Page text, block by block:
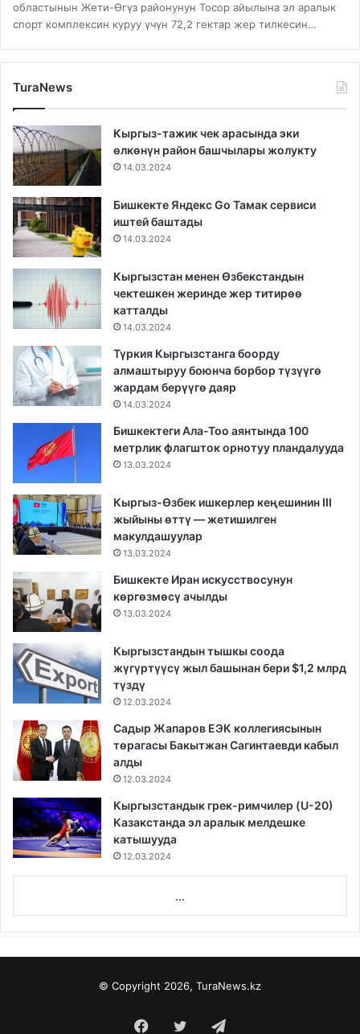
областынын Жети-Өгүз районунун Тосор айылына эл аралык
спорт комплексин куруу үчүн 72,2 гектар жер тилкесин…
TuraNews
Кыргыз-тажик чек арасында эки
өлкөнүн район башчылары жолукту
14.03.2024
Бишкекте Яндекс Go Тамак сервиси
иштей баштады
14.03.2024
Кыргызстан менен Өзбекстандын
чектешкен жеринде жер титирөө
катталды
14.03.2024
Түркия Кыргызстанга боорду
алмаштыруу боюнча борбор түзүүгө
жардам берүүгө даяр
14.03.2024
Бишкектеги Ала-Тоо аянтында 100
метрлик флагшток орнотуу пландалууда
13.03.2024
Кыргыз-Өзбек ишкерлер кеңешинин III
жыйыны өттү — жетишилген
макулдашуулар
13.03.2024
Бишкекте Иран искусствосунун
көргөзмөсү ачылды
13.03.2024
Кыргызстандын тышкы соода
жүгүртүүсү жыл башынан бери $1,2 млрд
түздү
12.03.2024
Садыр Жапаров ЕЭК коллегиясынын
төрагасы Бакытжан Сагинтаевди кабыл
алды
12.03.2024
Кыргызстандык грек-римчилер (U-20)
Казакстанда эл аралык мелдешке
катышууда
12.03.2024
...
© Copyright 2026, TuraNews.kz
Facebook
Twitter